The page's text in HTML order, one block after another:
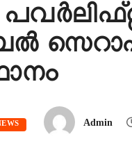
Admin